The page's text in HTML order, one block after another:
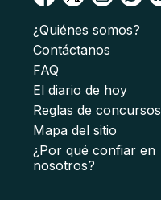
¿Quiénes somos?
Contáctanos
FAQ
El diario de hoy
Reglas de concursos
Mapa del sitio
¿Por qué confiar en
nosotros?